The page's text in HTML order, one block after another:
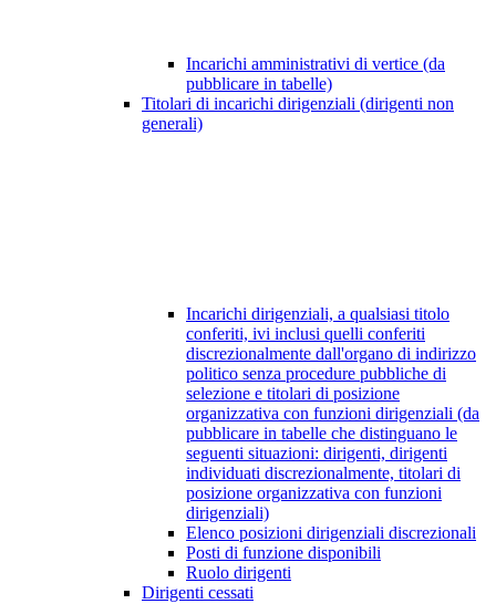
Incarichi amministrativi di vertice (da
pubblicare in tabelle)
Titolari di incarichi dirigenziali (dirigenti non
generali)
Incarichi dirigenziali, a qualsiasi titolo
conferiti, ivi inclusi quelli conferiti
discrezionalmente dall'organo di indirizzo
politico senza procedure pubbliche di
selezione e titolari di posizione
organizzativa con funzioni dirigenziali (da
pubblicare in tabelle che distinguano le
seguenti situazioni: dirigenti, dirigenti
individuati discrezionalmente, titolari di
posizione organizzativa con funzioni
dirigenziali)
Elenco posizioni dirigenziali discrezionali
Posti di funzione disponibili
Ruolo dirigenti
Dirigenti cessati